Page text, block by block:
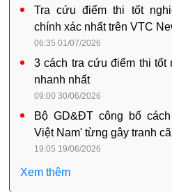
Tra cứu điểm thi tốt
chính xác nhất trên VTC
06:35 01/07/2026
3 cách tra cứu điểm thi tốt
nhanh nhất
09:00 30/06/2026
Bộ GD&ĐT công bố
Việt Nam' từng gây tranh
19:05 19/06/2026
Xem thêm